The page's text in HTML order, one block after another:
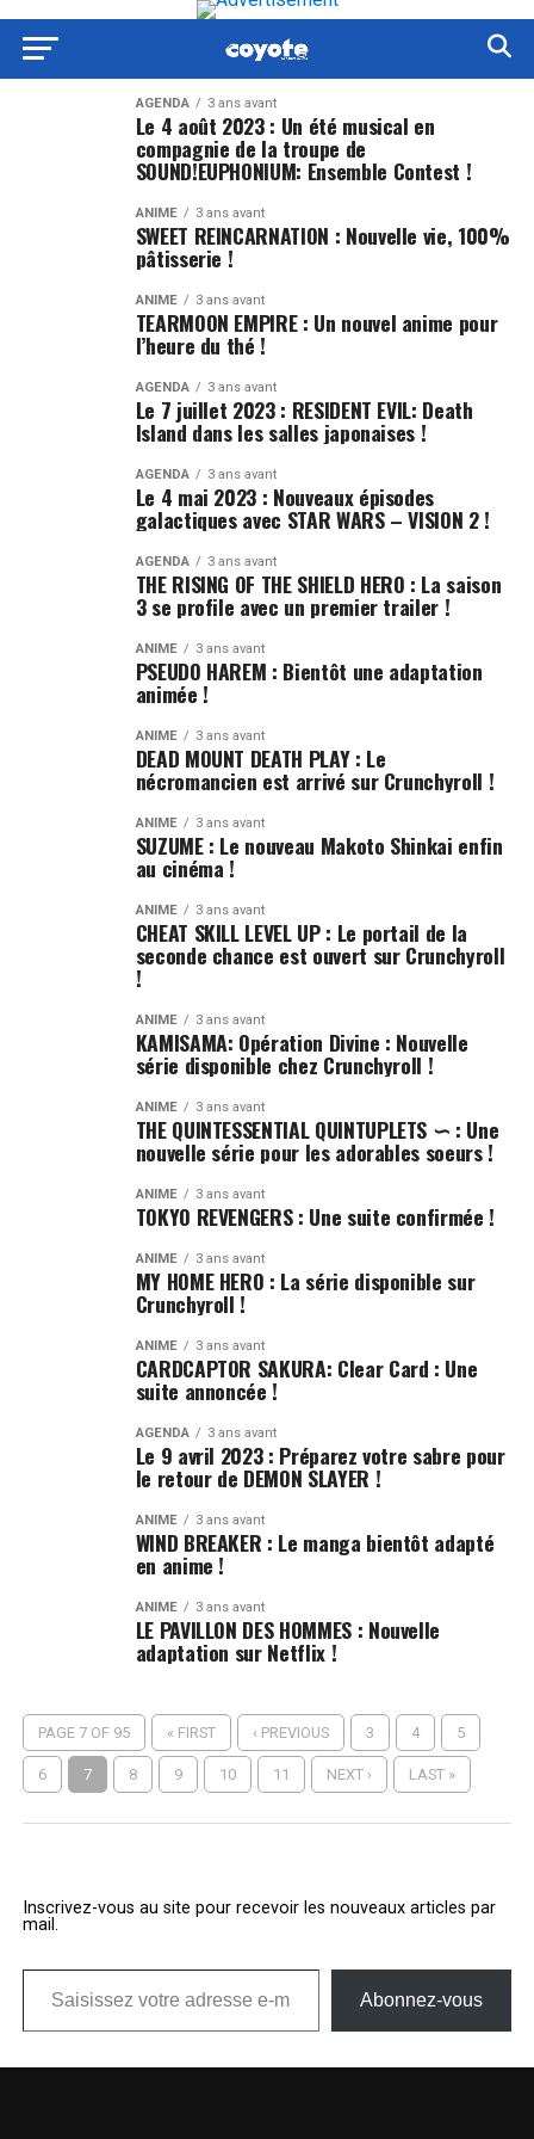
AGENDA 3 ans avant
Le 4 août 2023 : Un été musical en
compagnie de la troupe de
SOUND!EUPHONIUM: Ensemble Contest !
ANIME 3 ans avant
SWEET REINCARNATION : Nouvelle vie, 100%
pâtisserie !
ANIME 3 ans avant
TEARMOON EMPIRE : Un nouvel anime pour
l’heure du thé !
AGENDA 3 ans avant
Le 7 juillet 2023 : RESIDENT EVIL: Death
Island dans les salles japonaises !
AGENDA 3 ans avant
Le 4 mai 2023 : Nouveaux épisodes
galactiques avec STAR WARS – VISION 2 !
AGENDA 3 ans avant
THE RISING OF THE SHIELD HERO : La saison
3 se profile avec un premier trailer !
ANIME 3 ans avant
PSEUDO HAREM : Bientôt une adaptation
animée !
ANIME 3 ans avant
DEAD MOUNT DEATH PLAY : Le
nécromancien est arrivé sur Crunchyroll !
ANIME 3 ans avant
SUZUME : Le nouveau Makoto Shinkai enfin
au cinéma !
ANIME 3 ans avant
CHEAT SKILL LEVEL UP : Le portail de la
seconde chance est ouvert sur Crunchyroll
!
ANIME 3 ans avant
KAMISAMA: Opération Divine : Nouvelle
série disponible chez Crunchyroll !
ANIME 3 ans avant
THE QUINTESSENTIAL QUINTUPLETS ∽ : Une
nouvelle série pour les adorables soeurs !
ANIME 3 ans avant
TOKYO REVENGERS : Une suite confirmée !
ANIME 3 ans avant
MY HOME HERO : La série disponible sur
Crunchyroll !
ANIME 3 ans avant
CARDCAPTOR SAKURA: Clear Card : Une
suite annoncée !
AGENDA 3 ans avant
Le 9 avril 2023 : Préparez votre sabre pour
le retour de DEMON SLAYER !
ANIME 3 ans avant
WIND BREAKER : Le manga bientôt adapté
en anime !
ANIME 3 ans avant
LE PAVILLON DES HOMMES : Nouvelle
adaptation sur Netflix !
PAGE 7 OF 95 « FIRST ‹ PREVIOUS 3 4 5
6 7 8 9 10 11 NEXT › LAST »
Inscrivez-vous au site pour recevoir les nouveaux articles par
mail.
Saisissez votre adresse e-mail…
Abonnez-vous